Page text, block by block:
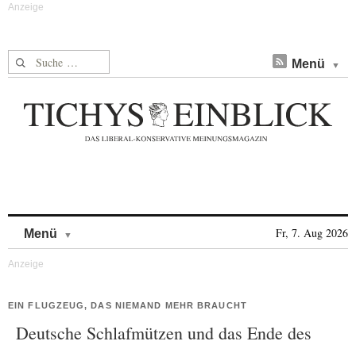
Suche nach: Menü
Menü Fr, 7. Aug 2026
EIN FLUGZEUG, DAS NIEMAND MEHR BRAUCHT
Deutsche Schlafmützen und das Ende des